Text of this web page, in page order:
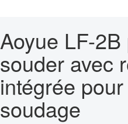
Aoyue LF-
souder avec
intégrée
soudage